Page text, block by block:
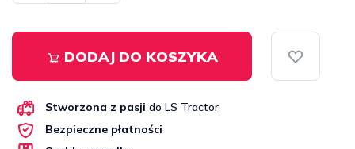
DODAJ DO KOSZYKA
Stworzona z pasji do LS Tractor
Bezpieczne płatności